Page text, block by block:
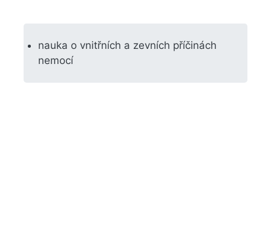
nauka o vnitřních a zevních příčinách
nemocí